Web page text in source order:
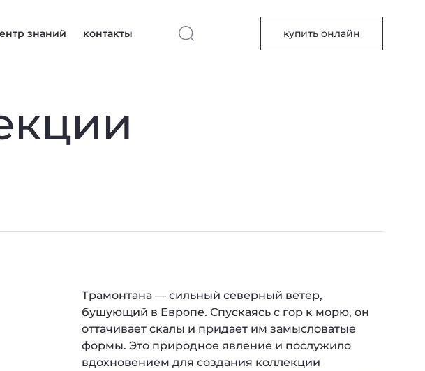
знаний контакты купить онлайн
Трамонтана — сильный северный ветер,
бушующий в Европе. Спускаясь с гор к морю, он
оттачивает скалы и придает им замысловатые
формы. Это природное явление и послужило
вдохновением для создания коллекции